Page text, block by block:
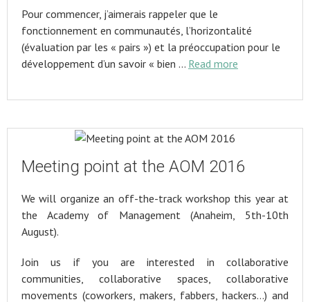
Pour commencer, j’aimerais rappeler que le
fonctionnement en communautés, l’horizontalité
(évaluation par les « pairs ») et la préoccupation pour le
développement d’un savoir « bien … Read more
Meeting point at the AOM 2016
We will organize an off-the-track workshop this year at
the Academy of Management (Anaheim, 5th-10th
August).
Join us if you are interested in collaborative
communities, collaborative spaces, collaborative
movements (coworkers, makers, fabbers, hackers…) and